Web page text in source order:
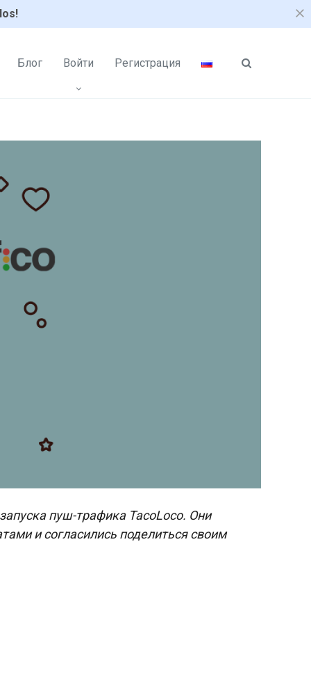
Блог Войти Регистрация
пуш-трафика TacoLoco. Они
и согласились поделиться своим